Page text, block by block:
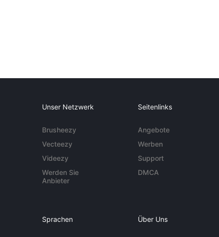
Unser Netzwerk
Brusheezy
Vecteezy
Videezy
Werden Sie
Anbieter
Seitenlinks
Angebote
Werben
Support
DMCA
Sprachen Über Uns